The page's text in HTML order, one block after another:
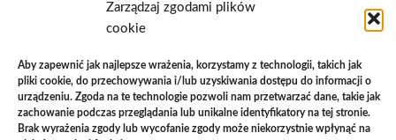
Zarządzaj zgodami plików
cookie
Aby zapewnić jak najlepsze wrażenia, korzystamy z technologii, takich jak
pliki cookie, do przechowywania i/lub uzyskiwania dostępu do informacji o
urządzeniu. Zgoda na te technologie pozwoli nam przetwarzać dane, takie jak
zachowanie podczas przeglądania lub unikalne identyfikatory na tej stronie.
Brak wyrażenia zgody lub wycofanie zgody może niekorzystnie wpłynąć na
Polityka plików cookies (EU)
Polityka zwrotów
Zakupy na raty